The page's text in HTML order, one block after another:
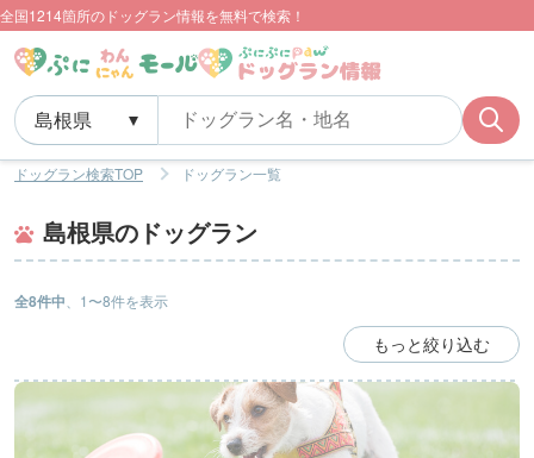
全国1214箇所のドッグラン情報を無料で検索！
ドッグラン検索TOP ドッグラン一覧
島根県のドッグラン
全8件中 、1〜8件を表示
もっと絞り込む